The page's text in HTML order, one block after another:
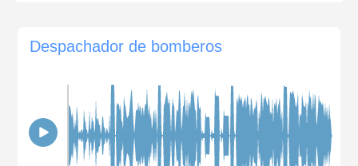
Despachador de bomberos